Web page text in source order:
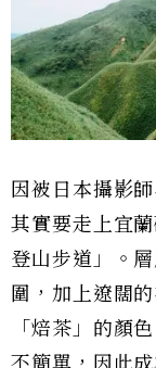
因被日本攝影
其實要走上宜
登山步道」。
圍，加上遼闊
「焙茶」的顏
不簡單，因此